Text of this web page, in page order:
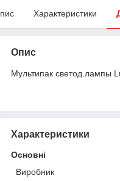
Характеристики
Опис
Мультипак светод.лампы
Характеристики
Основні
Виробник